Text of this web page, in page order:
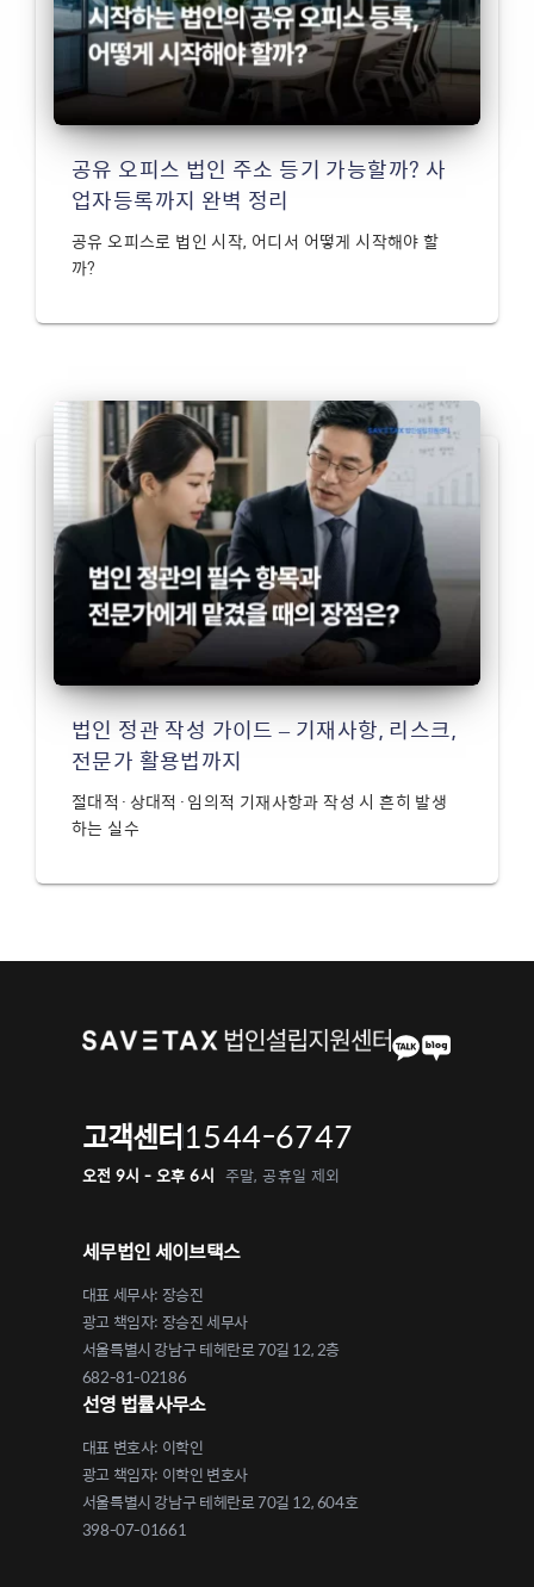
공유 오피스 법인 주소 등기 가능할까? 사
업자등록까지 완벽 정리
공유 오피스로 법인 시작, 어디서 어떻게 시작해야 할
까?
법인 정관 작성 가이드 – 기재사항, 리스크,
전문가 활용법까지
절대적·상대적·임의적 기재사항과 작성 시 흔히 발생
하는 실수
고객센터1544-6747
오전 9시 - 오후 6시 주말, 공휴일 제외
세무법인 세이브택스
대표 세무사: 장승진
광고 책임자: 장승진 세무사
서울특별시 강남구 테헤란로 70길 12, 2층
682-81-02186
선영 법률사무소
대표 변호사: 이학인
광고 책임자: 이학인 변호사
서울특별시 강남구 테헤란로 70길 12, 604호
398-07-01661